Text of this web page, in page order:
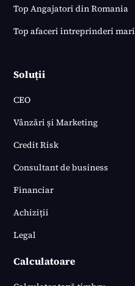
Top Angajatori din Romania
Top afaceri intreprinderi mari
Soluții
CEO
Vânzări și Marketing
Credit Risk
Consultant de business
Financiar
Achiziții
Legal
Calculatoare